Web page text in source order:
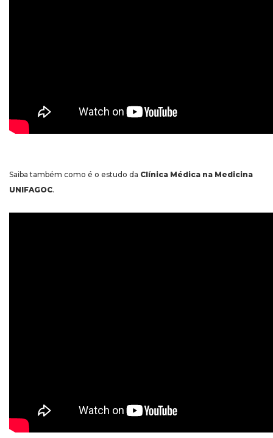
Saiba também como é o estudo da Clínica Médica na Medicina
UNIFAGOC.